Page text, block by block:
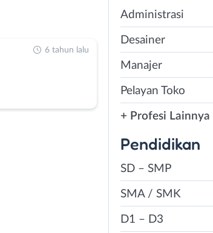
6 tahun lalu
Administrasi
Desainer
Manajer
Pelayan Toko
+ Profesi Lainnya
Pendidikan
SD – SMP
SMA / SMK
D1 – D3